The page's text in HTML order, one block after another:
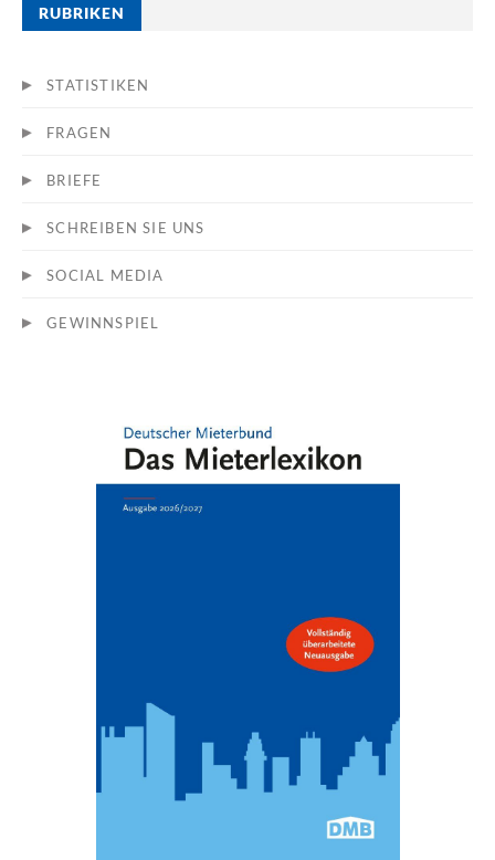
RUBRIKEN
STATISTIKEN
FRAGEN
BRIEFE
SCHREIBEN SIE UNS
SOCIAL MEDIA
GEWINNSPIEL